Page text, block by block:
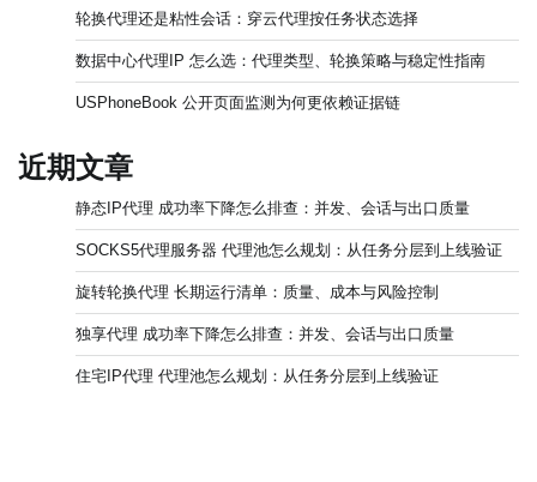
轮换代理还是粘性会话：穿云代理按任务状态选择
数据中心代理IP 怎么选：代理类型、轮换策略与稳定性指南
USPhoneBook 公开页面监测为何更依赖证据链
近期文章
静态IP代理 成功率下降怎么排查：并发、会话与出口质量
SOCKS5代理服务器 代理池怎么规划：从任务分层到上线验证
旋转轮换代理 长期运行清单：质量、成本与风险控制
独享代理 成功率下降怎么排查：并发、会话与出口质量
住宅IP代理 代理池怎么规划：从任务分层到上线验证